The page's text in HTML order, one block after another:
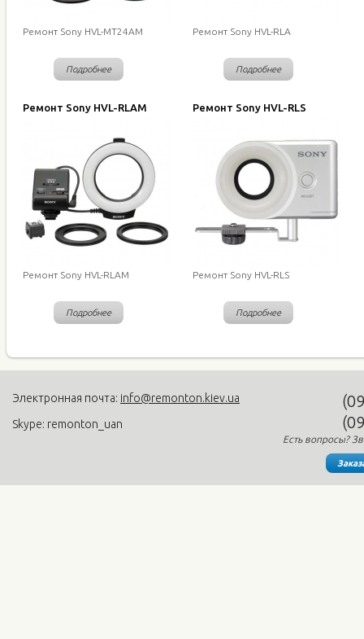
Ремонт Sony HVL-MT24AM
Подробнее
Ремонт Sony HVL-RLA
Подробнее
Ремонт Sony HVL-RLAM
Ремонт Sony HVL-RLAM
Подробнее
Ремонт Sony HVL-RLS
Ремонт Sony HVL-RLS
Подробнее
Электронная почта: info@remonton.kiev.ua
Skype: remonton_uan
Есть вопросы?